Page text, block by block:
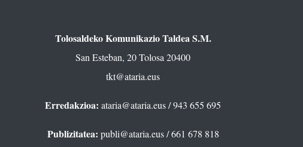
Tolosaldeko Komunikazio Taldea S.M.
San Esteban, 20 Tolosa 20400
tkt@ataria.eus
Erredakzioa: ataria@ataria.eus/ 943 655 695
Publizitatea: publi@ataria.eus/ 661 678 818